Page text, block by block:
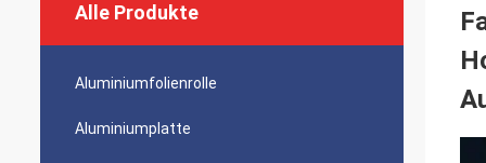
Alle Produkte
Aluminiumfolienrolle
Aluminiumplatte